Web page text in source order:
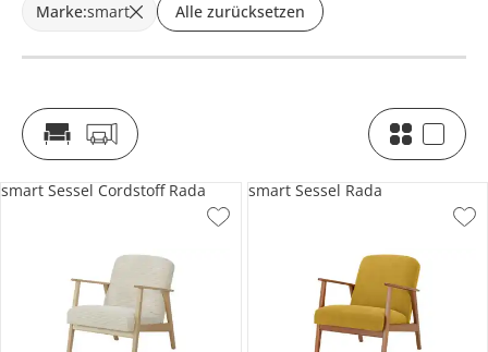
Marke:smart Alle zurücksetzen
smart Sessel Cordstoff Rada smart Sessel Rada